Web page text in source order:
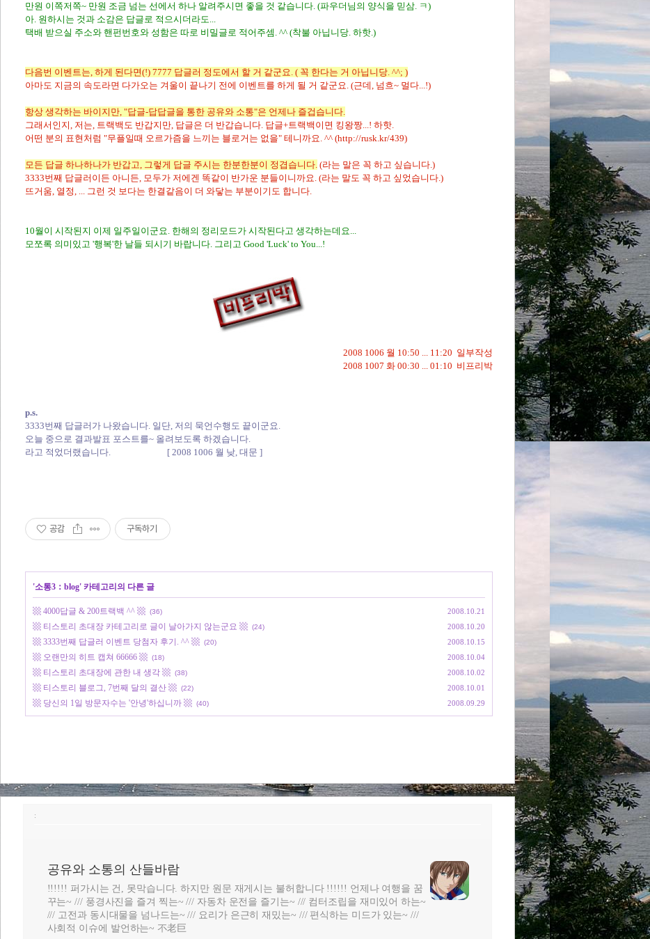
만원 이쪽저쪽~ 만원 조금 넘는 선에서 하나 알려주시면 좋을 것 같습니다. (파우더님의 양식을 믿삼. ㅋ)
아. 원하시는 것과 소감은 답글로 적으시더라도...
택배 받으실 주소와 핸펀번호와 성함은 따로 비밀글로 적어주셈. ^^ (착불 아닙니당. 하핫.)
다음번 이벤트는, 하게 된다면(!) 7777 답글러 정도에서 할 거 같군요. ( 꼭 한다는 거 아닙니당. ^^; )
아마도 지금의 속도라면 다가오는 겨울이 끝나기 전에 이벤트를 하게 될 거 같군요. (근데, 넘흐~ 멀다...!)
항상 생각하는 바이지만, "답글-답답글을 통한 공유와 소통"은 언제나 즐겁습니다.
그래서인지, 저는, 트랙백도 반갑지만, 답글은 더 반갑습니다. 답글+트랙백이면 킹왕짱...! 하핫.
어떤 분의 표현처럼 "무플일때 오르가즘을 느끼는 블로거는 없을" 테니까요. ^^ (http://rusk.kr/439)
모든 답글 하나하나가 반갑고, 그렇게 답글 주시는 한분한분이 정겹습니다.(라는 말은 꼭 하고 싶습니다.)
3333번째 답글러이든 아니든, 모두가 저에겐 똑같이 반가운 분들이니까요. (라는 말도 꼭 하고 싶었습니다.)
뜨거움, 열정, ... 그런 것 보다는 한결같음이 더 와닿는 부분이기도 합니다.
10월이 시작된지 이제 일주일이군요. 한해의 정리모드가 시작된다고 생각하는데요...
모쪼록 의미있고 '행복'한 날들 되시기 바랍니다. 그리고 Good 'Luck' to You...!
2008 1006 월 10:50 ... 11:20 일부작성
2008 1007 화 00:30 ... 01:10 비프리박
p.s.
3333번째 답글러가 나왔습니다. 일단, 저의 묵언수행도 끝이군요.
오늘 중으로 결과발표 포스트를~ 올려보도록 하겠습니다.
라고 적었더랬습니다. [ 2008 1006 월 낮, 대문 ]
공감 구독하기
'소통3：blog' 카테고리의 다른 글
▩ 4000답글 & 200트랙백 ^^ ▩ (36) 2008.10.21
▩ 티스토리 초대장 카테고리로 글이 날아가지 않는군요 ▩ (24) 2008.10.20
▩ 3333번째 답글러 이벤트 당첨자 후기. ^^ ▩ (20) 2008.10.15
▩ 오랜만의 히트 캡쳐 66666 ▩ (18) 2008.10.04
▩ 티스토리 초대장에 관한 내 생각 ▩ (38) 2008.10.02
▩ 티스토리 블로그, 7번째 달의 결산 ▩ (22) 2008.10.01
▩ 당신의 1일 방문자수는 '안녕'하십니까 ▩ (40) 2008.09.29
:
공유와 소통의 산들바람
!!!!!! 퍼가시는 건, 못막습니다. 하지만 원문 재게시는 불허합니다 !!!!!! 언제나 여행을 꿈
꾸는~ /// 풍경사진을 즐겨 찍는~ /// 자동차 운전을 즐기는~ /// 컴터조립을 재미있어 하는~
/// 고전과 동시대물을 넘나드는~ /// 요리가 은근히 재밌는~ /// 편식하는 미드가 있는~ ///
사회적 이슈에 발언하는~ 不老巨